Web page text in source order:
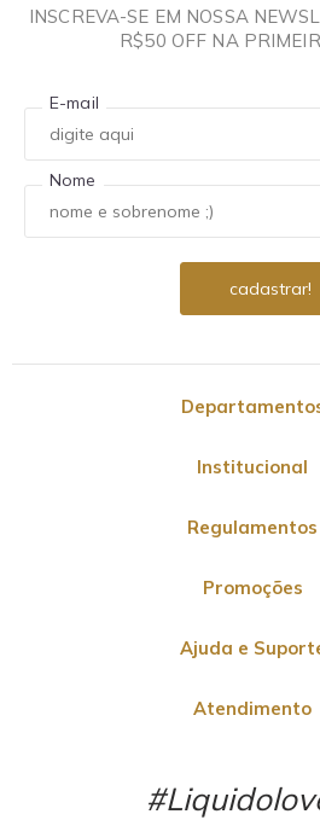
INSCREVA-SE EM NOSSA
R$50 OFF NA
E-mail
Nome
Institucional
Regulamentos
Promoções
Ajuda e
Atendimento